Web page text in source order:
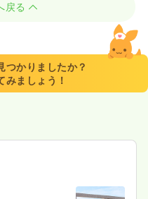
戻る
つかりましたか？
みましょう！